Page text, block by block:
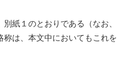
紙１のとおりである（なお、
称は、本文中においてもこれを